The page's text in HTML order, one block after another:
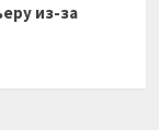
из-за